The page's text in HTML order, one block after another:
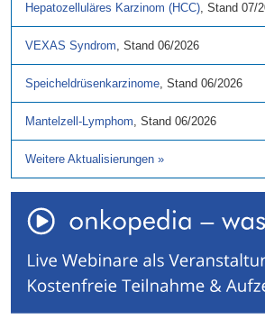
Hepatozelluläres Karzinom (HCC), Stand 07/
VEXAS Syndrom, Stand 06/2026
Speicheldrüsenkarzinome, Stand 06/2026
Mantelzell-Lymphom, Stand 06/2026
Weitere Aktualisierungen »